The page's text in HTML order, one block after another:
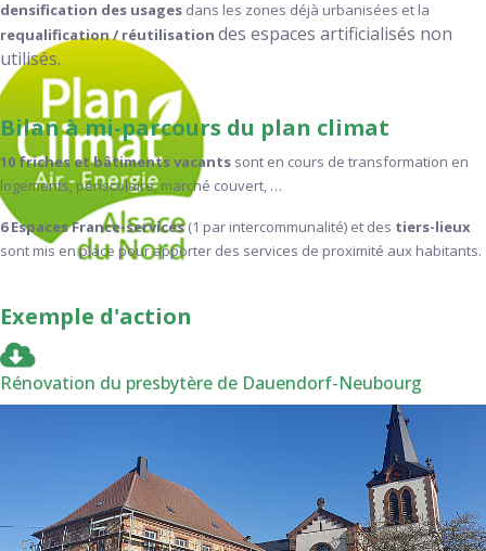
densification des usages dans les zones déjà urbanisées et la
requalification / réutilisation des espaces artificialisés non
utilisés.
Bilan à mi-parcours du plan climat
10 friches et bâtiments vacants sont en cours de transformation en
logements, périscolaire, marché couvert, …
6 Espaces France-services(1 par intercommunalité) et des tiers-lieux
sont mis en place pour apporter des services de proximité aux habitants.
Exemple d'action
Rénovation du presbytère de Dauendorf-Neubourg